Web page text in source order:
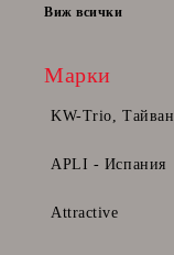
Виж всички
Марки
KW-Trio, Тайван
APLI - Испания
Attractive